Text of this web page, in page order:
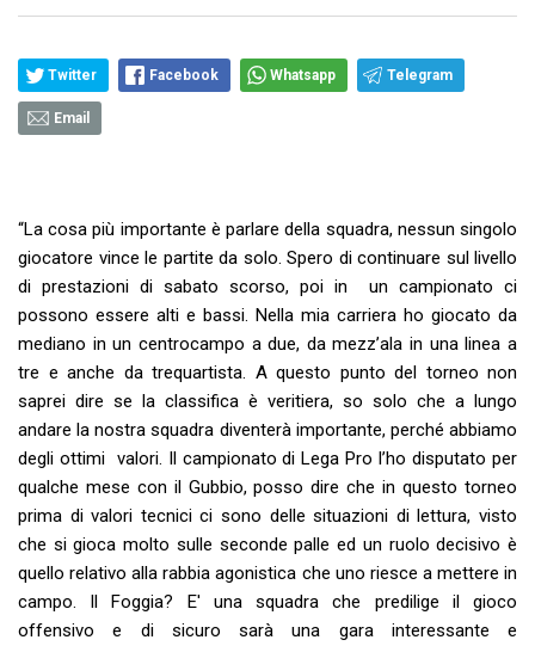
Twitter Facebook Whatsapp Telegram
Email
“La cosa più importante è parlare della squadra, nessun singolo
giocatore vince le partite da solo. Spero di continuare sul livello
di prestazioni di sabato scorso, poi in un campionato ci
possono essere alti e bassi. Nella mia carriera ho giocato da
mediano in un centrocampo a due, da mezz’ala in una linea a
tre e anche da trequartista. A questo punto del torneo non
saprei dire se la classifica è veritiera, so solo che a lungo
andare la nostra squadra diventerà importante, perché abbiamo
degli ottimi valori. Il campionato di Lega Pro l’ho disputato per
qualche mese con il Gubbio, posso dire che in questo torneo
prima di valori tecnici ci sono delle situazioni di lettura, visto
che si gioca molto sulle seconde palle ed un ruolo decisivo è
quello relativo alla rabbia agonistica che uno riesce a mettere in
campo. Il Foggia? E' una squadra che predilige il gioco
offensivo e di sicuro sarà una gara interessante e